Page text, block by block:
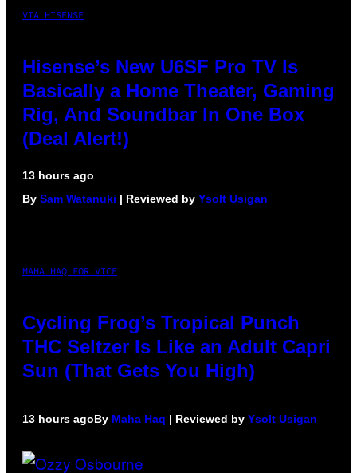
VIA HISENSE
Hisense’s New U6SF Pro TV Is
Basically a Home Theater, Gaming
Rig, And Soundbar In One Box
(Deal Alert!)
13 hours ago
By Sam Watanuki | Reviewed by Ysolt Usigan
MAHA HAQ FOR VICE
Cycling Frog’s Tropical Punch
THC Seltzer Is Like an Adult Capri
Sun (That Gets You High)
13 hours agoBy Maha Haq | Reviewed by Ysolt Usigan